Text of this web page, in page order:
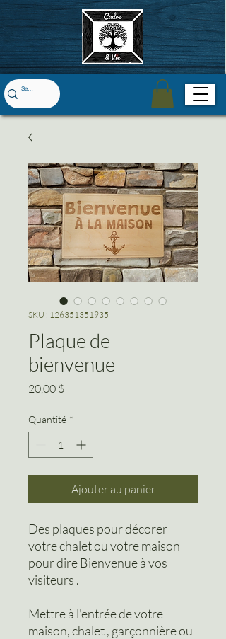
SKU : 126351351935
Plaque de
bienvenue
20,00 $Prix
Quantité *
Ajouter au panier
Des plaques pour décorer
votre chalet ou votre maison
pour dire Bienvenue à vos
visiteurs .
Mettre à l'entrée de votre
maison, chalet , garçonnière ou